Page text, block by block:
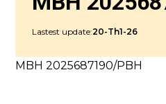
Lastest update:20-Th1-26
MBH 2025687190/PBH